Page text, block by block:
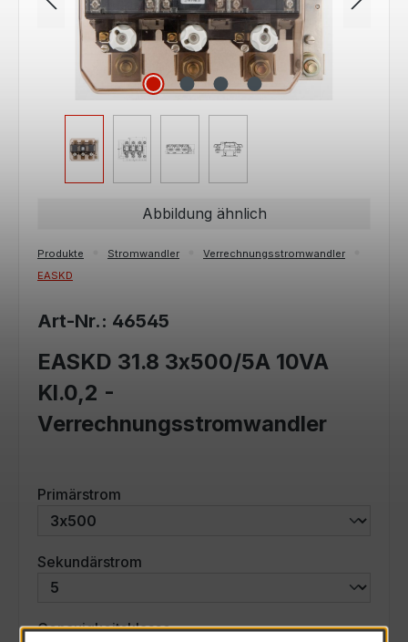
Abbildung ähnlich
Produkte Stromwandler
Verrechnungsstromwandler
EASKD
Art-Nr.: 46545
EASKD 31.8 3x500/5A 10VA
Kl.0,2 -
Verrechnungsstromwandler
Primärstrom
Sekundärstrom
Genauigkeitsklasseauswählen